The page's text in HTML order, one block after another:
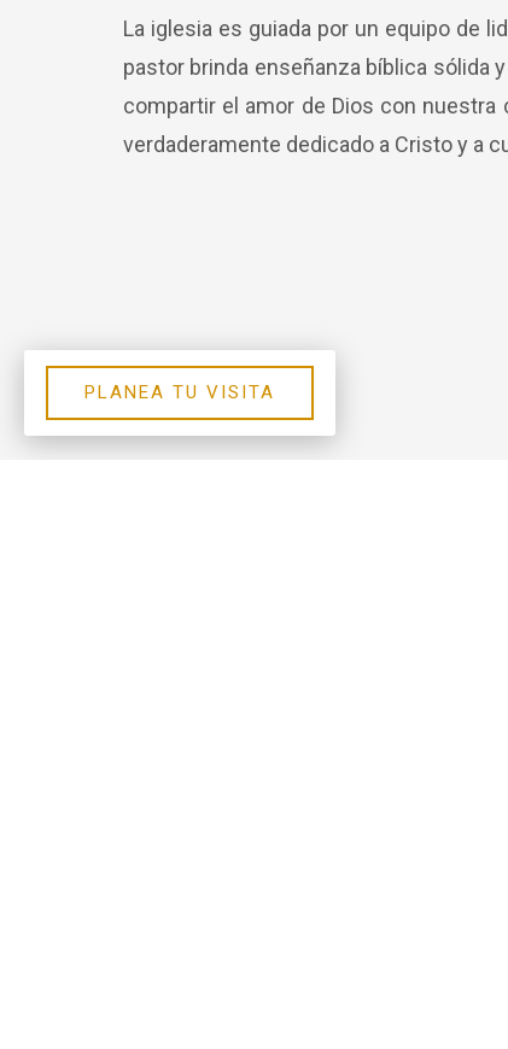
La iglesia es guiada por un equipo de
pastor brinda enseñanza bíblica sólida
compartir el amor de Dios con nuestra
verdaderamente dedicado a Cristo y a
PLANEA TU VISITA